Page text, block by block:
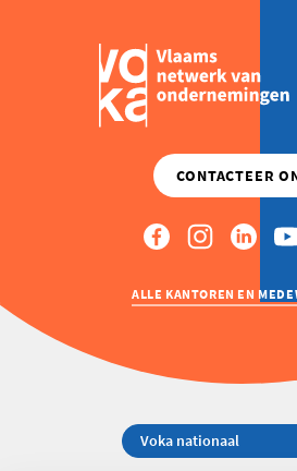
ALLE KANTOREN EN